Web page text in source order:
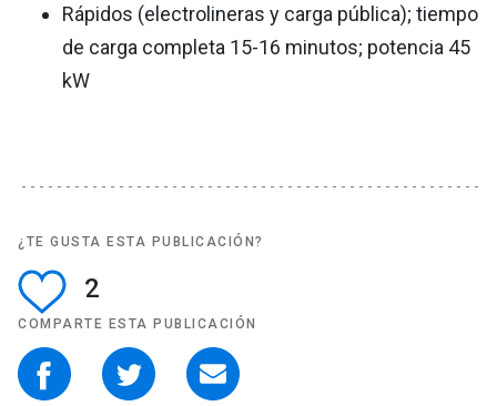
Rápidos (electrolineras y carga pública); tiempo
de carga completa 15-16 minutos; potencia 45
kW
¿TE GUSTA ESTA PUBLICACIÓN?
2
COMPARTE ESTA PUBLICACIÓN